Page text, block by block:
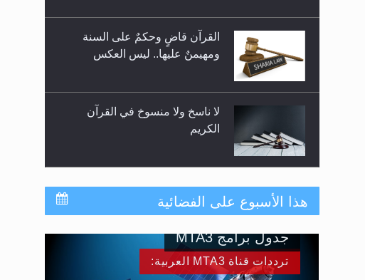
لا ناسخ ولا منسوخ في القرآن
الكريم
المفهوم الحقيقي للجهاد الإسلامي..
سورة التكوير تُنبئ بزمن بعثة
المسيح الموعود عليه السلامهذا الأسبوع على الفضائية
ترددات قناة MTA3 العربية:
جدول برامج MTA3